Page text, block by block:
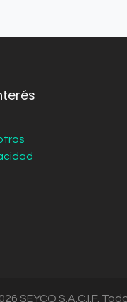
SEYCO S.A.C.I.F.